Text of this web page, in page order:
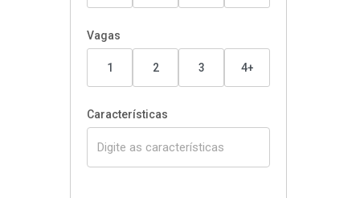
Vagas
1 2 3 4+
Características